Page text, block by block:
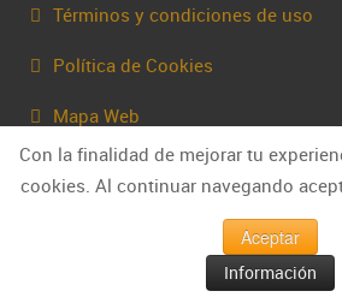
Términos y condiciones de uso
Política de Cookies
Mapa Web
Contacta
Con la finalidad de mejorar tu
cookies. Al continuar navegando
Aceptar
Información